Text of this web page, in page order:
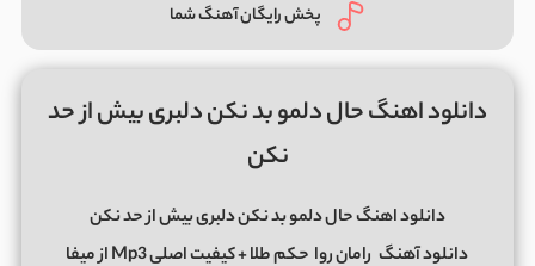
پخش رایگان آهنگ شما
دانلود اهنگ حال دلمو بد نکن دلبری بیش از حد
نکن
دانلود اهنگ حال دلمو بد نکن دلبری بیش از حد نکن
دانلود آهنگ رامان روا
حکم طلا + کیفیت اصلی Mp3 از میفا